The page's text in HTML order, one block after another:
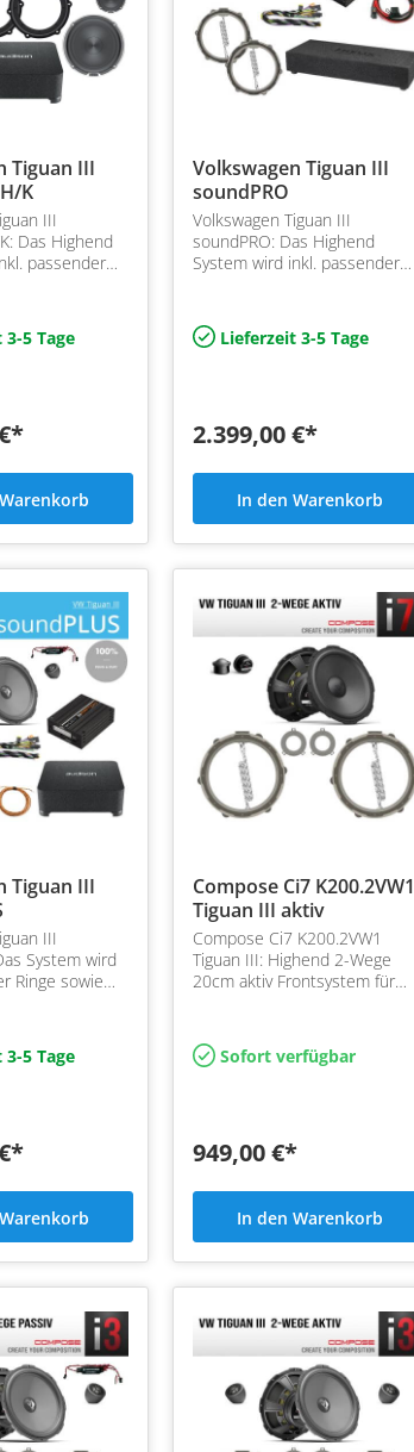
Tiguan III
K
III
Das Highend
passender
und DSP
5 Tage
Volkswagen Tiguan III
soundPRO
Volkswagen Tiguan III
soundPRO: Das Highend
System wird inkl. passender
kommen Subwoofer und DSP
Endstufe…
Lieferzeit 3-5 Tage
2.399,00 €*
In den Warenkorb
Tiguan III
III
System wird
Ringe sowie
DSP Endstufe
5 Tage
Compose Ci7 K200.2VW1
Tiguan III aktiv
Compose Ci7 K200.2VW1
Tiguan III: Highend 2-Wege
20cm aktiv Frontsystem für
Flexmount Adapter aus der i7
Ser…Sofort verfügbar
949,00 €*
In den Warenkorb